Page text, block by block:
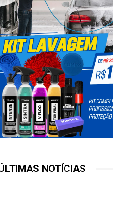
NOTÍCIAS